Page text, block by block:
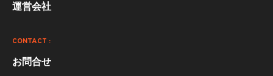
運営会社
CONTACT :
お問合せ